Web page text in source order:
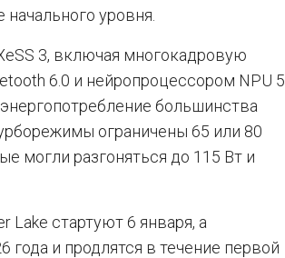
уровня.
3, включая многокадровую
6.0 и нейропроцессором NPU 5
большинства
ограничены 65 или 80
могли разгоняться до 115 Вт и
стартуют 6 января, а
года и продлятся в течение первой